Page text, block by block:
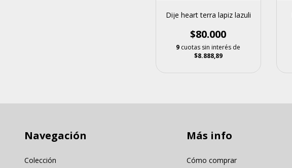
Dije heart terra lapiz lazuli
$80.000
9 cuotas sin interés de
$8.888,89
Navegación
Colección
Más info
Cómo comprar